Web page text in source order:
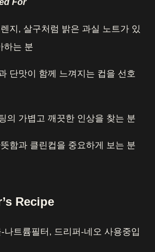
For
지, 살구처럼 밝은 과실 노트가 있
하는 분
단맛이 함께 느껴지는 컵을 선호
의 가볍고 깨끗한 인상을 찾는 분
함과 클린컵을 중요하게 보는 분
Recipe
나트륨필터, 드리퍼-네오 사용중입